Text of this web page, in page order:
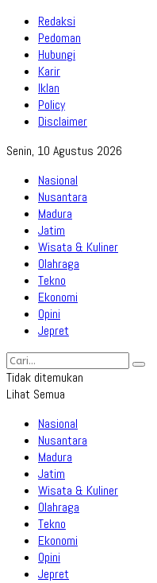
Redaksi
Pedoman
Hubungi
Karir
Iklan
Policy
Disclaimer
Senin, 10 Agustus 2026
Nasional
Nusantara
Madura
Jatim
Wisata & Kuliner
Olahraga
Tekno
Ekonomi
Opini
Jepret
Tidak ditemukan
Lihat Semua
Nasional
Nusantara
Madura
Jatim
Wisata & Kuliner
Olahraga
Tekno
Ekonomi
Opini
Jepret